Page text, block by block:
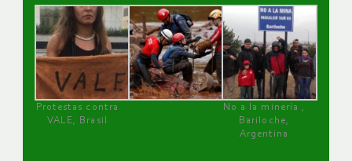
Protestas contra
VALE, Brasil
No a la minería ,
Bariloche,
Argentina